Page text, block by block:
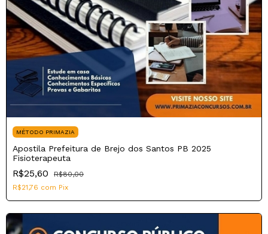
MÉTODO PRIMAZIA
Apostila Prefeitura de Brejo dos Santos PB 2025
Fisioterapeuta
R$25,60
R$80,00
R$21,76 com Pix